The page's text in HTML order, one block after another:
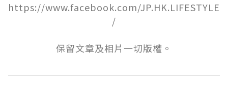
https://www.facebook.com/JP.HK.LIFESTYLE
/
保留文章及相片一切版權。